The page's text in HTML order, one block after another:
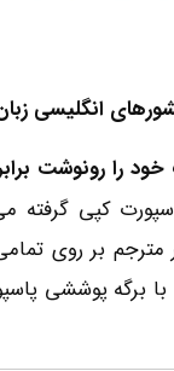
انگلیسی
خود را رونوشت
کپی گرفته
مترجم بر روی
برگه پوششی